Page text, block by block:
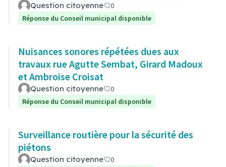
Question citoyenne
0
Réponse du Conseil municipal disponible
Nuisances sonores répétées dues aux
travaux rue Agutte Sembat, Girard Madoux
et Ambroise Croisat
Question citoyenne
0
Réponse du Conseil municipal disponible
Surveillance routière pour la sécurité des
piétons
Question citoyenne
0